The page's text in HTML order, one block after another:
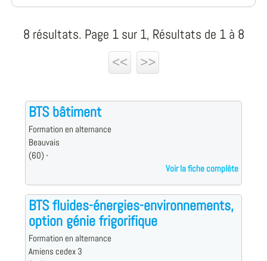
8 résultats. Page 1 sur 1, Résultats de 1 à 8
<<
>>
BTS bâtiment
Formation en alternance
Beauvais
(60) -
Voir la fiche complète
BTS fluides-énergies-environnements,
option génie frigorifique
Formation en alternance
Amiens cedex 3